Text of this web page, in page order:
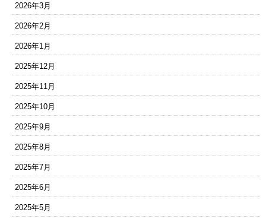
2026年3月
2026年2月
2026年1月
2025年12月
2025年11月
2025年10月
2025年9月
2025年8月
2025年7月
2025年6月
2025年5月